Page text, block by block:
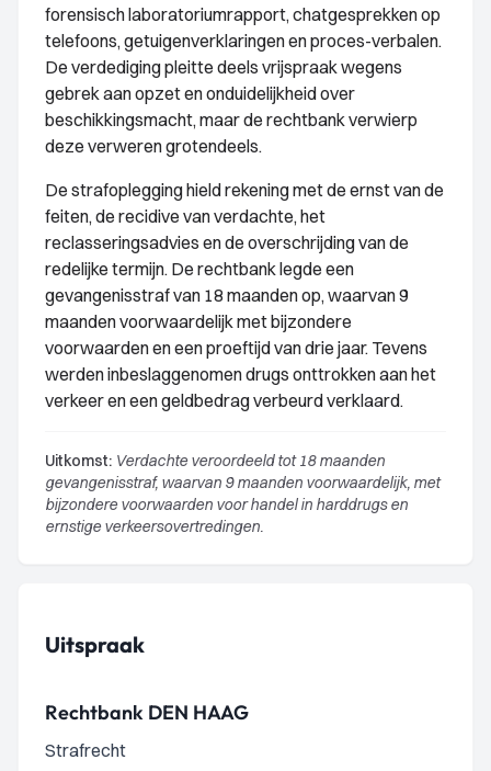
forensisch laboratoriumrapport, chatgesprekken op
telefoons, getuigenverklaringen en proces-verbalen.
De verdediging pleitte deels vrijspraak wegens
gebrek aan opzet en onduidelijkheid over
beschikkingsmacht, maar de rechtbank verwierp
deze verweren grotendeels.
De strafoplegging hield rekening met de ernst van de
feiten, de recidive van verdachte, het
reclasseringsadvies en de overschrijding van de
redelijke termijn. De rechtbank legde een
gevangenisstraf van 18 maanden op, waarvan 9
maanden voorwaardelijk met bijzondere
voorwaarden en een proeftijd van drie jaar. Tevens
werden inbeslaggenomen drugs onttrokken aan het
verkeer en een geldbedrag verbeurd verklaard.
Uitkomst: Verdachte veroordeeld tot 18 maanden
gevangenisstraf, waarvan 9 maanden voorwaardelijk, met
bijzondere voorwaarden voor handel in harddrugs en
ernstige verkeersovertredingen.
Uitspraak
Rechtbank DEN HAAG
Strafrecht